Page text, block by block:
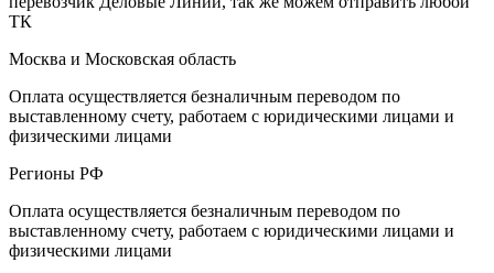
ТК
Москва и Московская область
Оплата осуществляется безналичным переводом по
выставленному счету, работаем с юридическими лицами и
физическими лицами
Регионы РФ
Оплата осуществляется безналичным переводом по
выставленному счету, работаем с юридическими лицами и
физическими лицами